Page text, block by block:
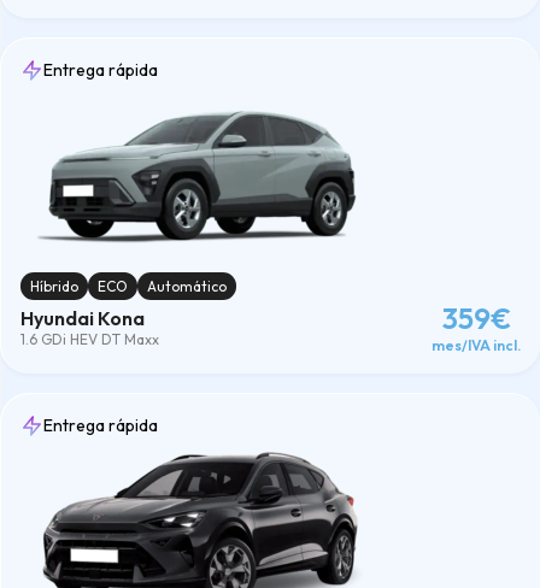
Entrega rápida
Híbrido ECO Automático
Hyundai Kona
1.6 GDi HEV DT Maxx
359€
mes/IVA incl.
Entrega rápida